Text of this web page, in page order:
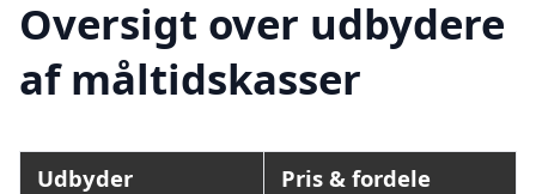
Oversigt over udbydere
af måltidskasser
Udbyder Pris & fordele